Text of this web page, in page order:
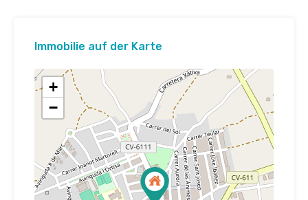
Immobilie auf der Karte
+
−